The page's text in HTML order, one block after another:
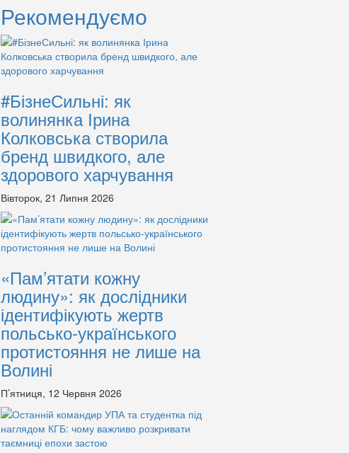
Рекомендуємо
#БізнеСильні: як
волинянка Ірина
Колковська створила
бренд швидкого, але
здорового харчування
Вівторок, 21 Липня 2026
«Пам’ятати кожну
людину»: як дослідники
ідентифікують жертв
польсько-українського
протистояння не лише на
Волині
П’ятниця, 12 Червня 2026